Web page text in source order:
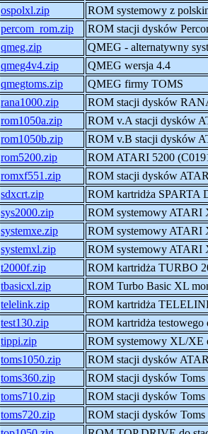
ospolxl.zip
ROM systemowy z
percom_rom.zip
ROM stacji dysków
qmeg.zip
QMEG - alternatywny
qmeg4v4.zip
QMEG wersja 4.4
qmegtoms.zip
QMEG firmy TOMS
rana1000.zip
ROM stacji dysków
rom1050a.zip
ROM v.A stacji dysków
rom1050b.zip
ROM v.B stacji dysków
rom5200.zip
ROM ATARI 5200
romxf551.zip
ROM stacji dysków
sdxcrt.zip
ROM kartridża SPARTA
sys2000.zip
ROM systemowy
systemxe.zip
ROM systemowy ATARI
systemxl.zip
ROM systemowy ATARI
t2000f.zip
ROM kartridża TURBO
tbasicxl.zip
ROM Turbo Basic XL
telelink.zip
ROM kartridża
test130.zip
ROM kartridża
tippi.zip
ROM systemowy XL/XE
toms1050.zip
ROM stacji dysków
toms360.zip
ROM stacji dysków Toms
toms710.zip
ROM stacji dysków Toms
toms720.zip
ROM stacji dysków Toms